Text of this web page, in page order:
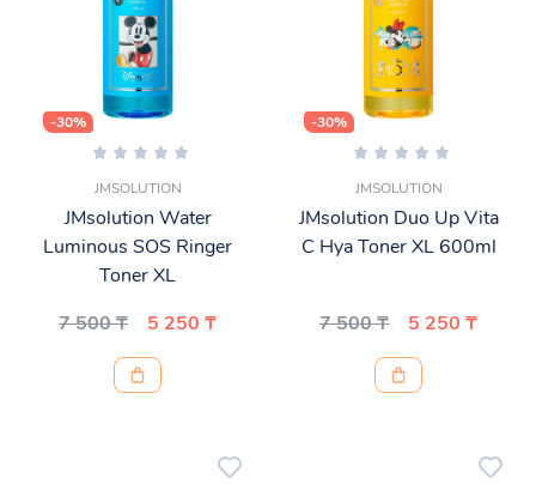
-30%
JMSOLUTION
JMsolution Water
Luminous SOS Ringer
Toner XL
7 500 ₸
5 250 ₸
-30%
JMSOLUTION
JMsolution Duo Up Vita
C Hya Toner XL 600ml
7 500 ₸ 5 250 ₸